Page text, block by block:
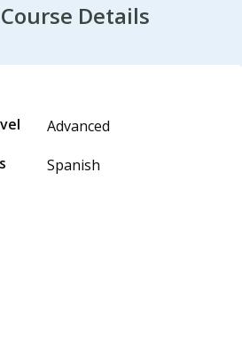
Course Details
Advanced
Spanish